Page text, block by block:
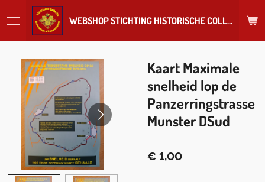
direct
hoofdinhoud
WEBSHOP STICHTING HISTORISCHE COLLECTIE REGIMENT
Kaart Maximale
snelheid lop de
Panzerringstrasse
Munster DSud
€ 1,00